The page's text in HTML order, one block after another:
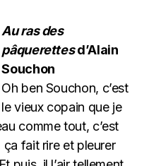
Au ras des
pâquerettesd’Alain
Souchon
Oh ben Souchon, c’est
le vieux copain que je
comme tout, c’est
fait rire et pleurer